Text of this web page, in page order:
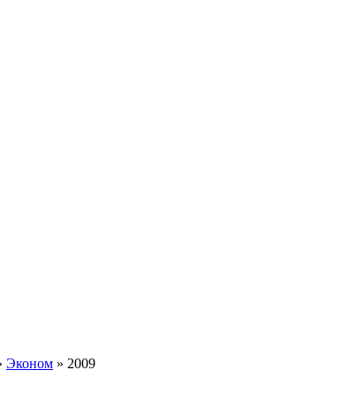
Эконом » 2009